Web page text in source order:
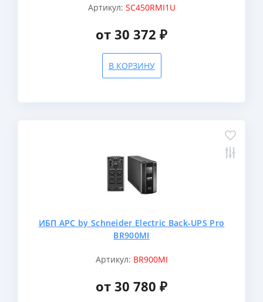
Артикул: SC450RMI1U
от 30 372 ₽
В КОРЗИНУ
ИБП APC by Schneider Electric Back-UPS Pro
BR900MI
Артикул: BR900MI
от 30 780 ₽